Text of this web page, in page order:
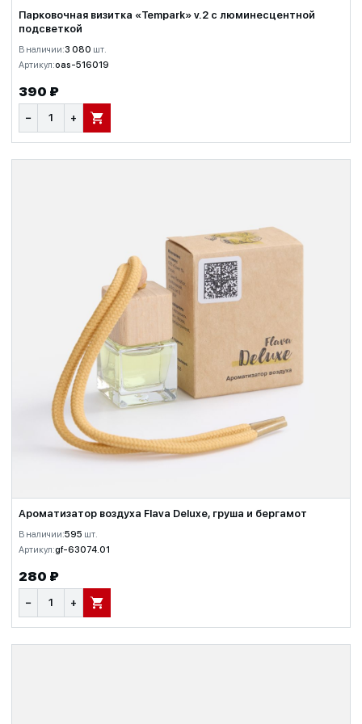
Парковочная визитка «Tempark» v.2 с люминесцентной
подсветкой
В наличии:3 080 шт.
Артикул:oas-516019
390 ₽
− + В КОРЗИНУ
Ароматизатор воздуха Flava Deluxe, груша и бергамот
В наличии:595 шт.
Артикул:gf-63074.01
280 ₽
− + В КОРЗИНУ